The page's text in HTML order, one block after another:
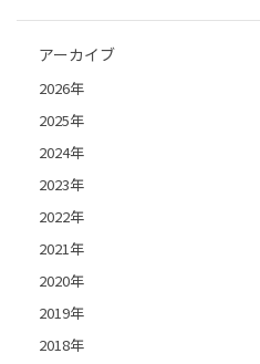
アーカイブ
2026年
2025年
2024年
2023年
2022年
2021年
2020年
2019年
2018年